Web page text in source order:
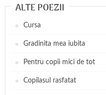
ALTE POEZII
Cursa
Gradinita mea iubita
Pentru copii mici de tot
Copilasul rasfatat